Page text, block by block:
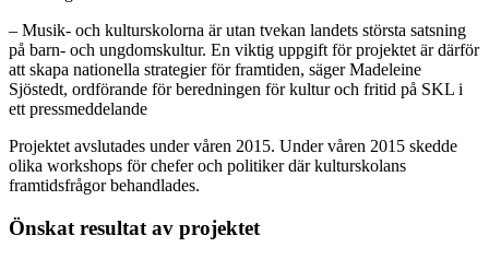
– Musik- och kulturskolorna är utan tvekan landets största satsning
på barn- och ungdomskultur. En viktig uppgift för projektet är därför
att skapa nationella strategier för framtiden, säger Madeleine
Sjöstedt, ordförande för beredningen för kultur och fritid på SKL i
ett pressmeddelande
Projektet avslutades under våren 2015. Under våren 2015 skedde
olika workshops för chefer och politiker där kulturskolans
framtidsfrågor behandlades.
Önskat resultat av projektet